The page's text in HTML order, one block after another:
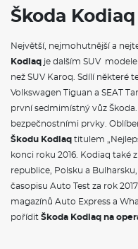
Nezávislé topení
Halti 19" antracitová
Pneumatiky 235/50 R19
Adaptér zásuvky
pro manévrování s
VÝBAVA
Třízónová klimatizace
Rozpoznávání
Textilní koberce vpředu
Vnitřní zpětné zrcátko s
straně řidiče a
Škoda
Největší, nejmohutnější a
Kodiaq je dalším SUV
než SUV Karoq. Sdílí některé
Volkswagen Tiguan a SEAT
první sedmimístný vůz
bezpečnostními prvky.
Škodu Kodiaq titulem
konci roku 2016. Kodiaq také
republice, Polsku a
časopisu Auto Test za rok
magazínů Auto Express a
pořídit Škoda Kodiaq na